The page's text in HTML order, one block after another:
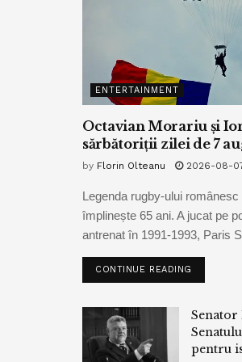
ENTERTAINMENT
Octavian Morariu și
sărbătoriții zilei de 7
by Florin Olteanu 2026-08-
Legenda rugby-ului
împlinește 65 ani. A jucat pe
antrenat în 1991-1993, Paris
CONTINUE READING
Senator
pentru